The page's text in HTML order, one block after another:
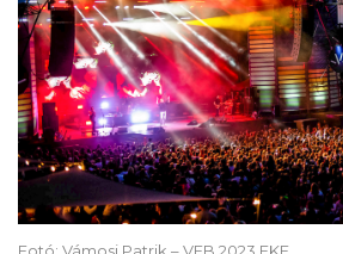
Fotó: Vámosi Patrik – VEB 2023 EKF